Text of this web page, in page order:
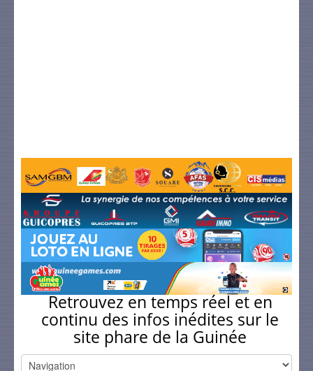
Retrouvez en temps réel et en
continu des infos inédites sur le
site phare de la Guinée